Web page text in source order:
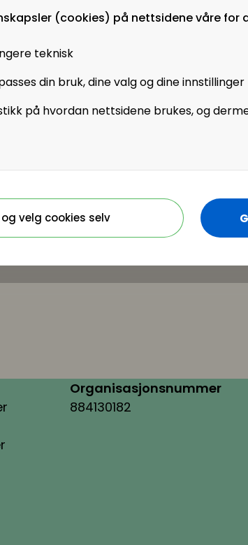
(cookies) på nettsidene våre for
teknisk
din bruk, dine valg og dine innstillinger
på hvordan nettsidene brukes, og
og velg cookies selv
Virksomhetsmedlem?
Jobber du i en virksomhet som
Norge får alle ansatte tilgang til
+artikler og andre
Registrer deg - Få tilgang
Organisasjonsnummer
884130182